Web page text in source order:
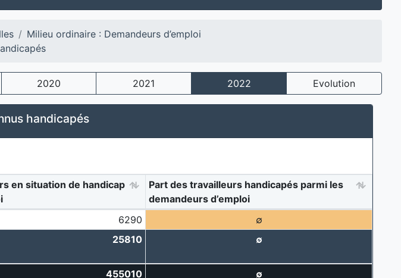
Milieu ordinaire : Demandeurs d’emploi
2020 2021 2022 Evolution
handicapés
en situation de handicap
Part des travailleurs handicapés parmi les
demandeurs d’emploi
6290
∅
25810 ∅
455010 ∅